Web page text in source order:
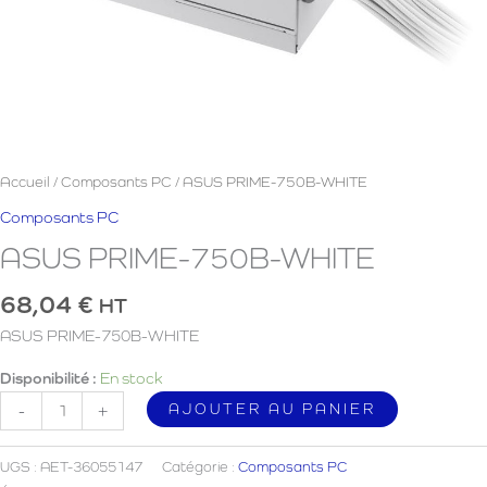
Accueil / Composants PC / ASUS PRIME-750B-WHITE
Composants PC
ASUS PRIME-750B-WHITE
68,04 € HT
ASUS PRIME-750B-WHITE
Disponibilité : En stock
-
quantité
de
PRIME-
+ AJOUTER AU PANIER
UGS : AET-36055147 Catégorie : Composants PC